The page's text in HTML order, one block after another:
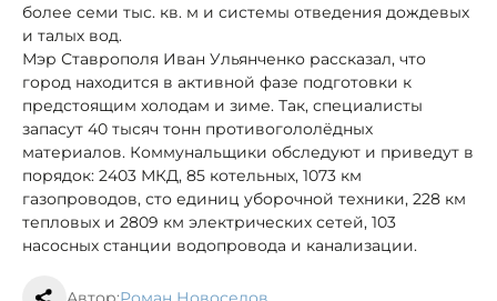
более семи тыс. кв. м и системы отведения дождевых
и талых вод.
Мэр Ставрополя Иван Ульянченко рассказал, что
город находится в активной фазе подготовки к
предстоящим холодам и зиме. Так, специалисты
запасут 40 тысяч тонн противогололёдных
материалов. Коммунальщики обследуют и приведут в
порядок: 2403 МКД, 85 котельных, 1073 км
газопроводов, сто единиц уборочной техники, 228 км
тепловых и 2809 км электрических сетей, 103
насосных станции водопровода и канализации.